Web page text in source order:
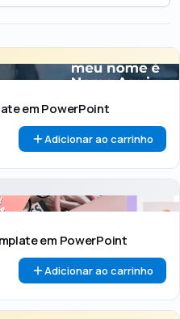
R$100 Acima de R$100
em PowerPoint
Adicionar ao carrinho
em PowerPoint
Adicionar ao carrinho